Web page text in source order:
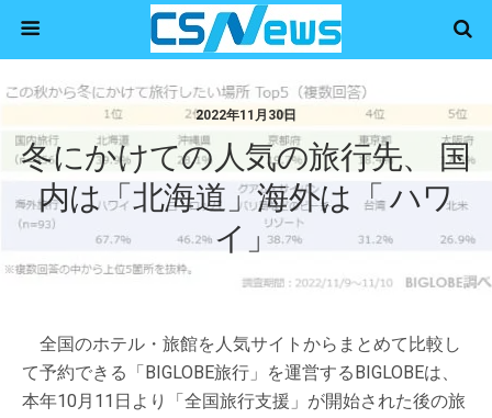
2022年11月30日
冬にかけての人気の旅行先、 国
内は「北海道」海外は「 ハワ
イ」
全国のホテル・旅館を人気サイトからまとめて比較し
て予約できる「BIGLOBE旅行」を運営するBIGLOBEは、
本年10月11日より「全国旅行支援」が開始された後の旅